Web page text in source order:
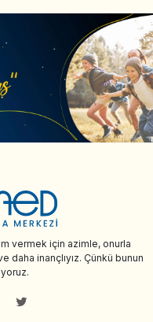
vermek için azimle, onurla
daha inançlıyız. Çünkü bunun